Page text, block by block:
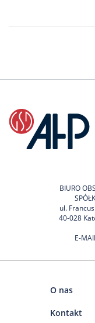
BIURO
ul.
40-028
E-
O nas
Kontakt